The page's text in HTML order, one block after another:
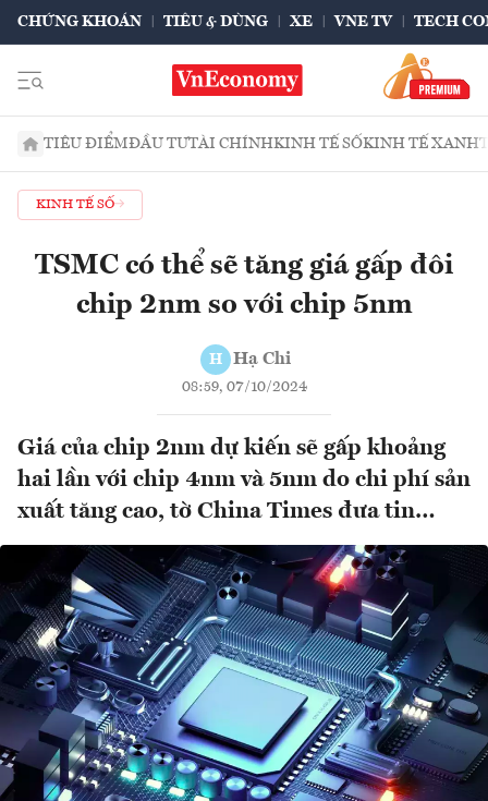
CHỨNG KHOÁN TIÊU & DÙNG XE VNE TV TECH
TIÊU ĐIỂMĐẦU TƯTÀI CHÍNHKINH TẾ SỐKINH TẾ XANH
KINH TẾ SỐ
TSMC có thể sẽ tăng giá gấp đôi
chip 2nm so với chip 5nm
H Hạ Chi
08:59, 07/10/2024
Giá của chip 2nm dự kiến sẽ gấp khoảng
hai lần với chip 4nm và 5nm do chi phí sản
xuất tăng cao, tờ China Times đưa tin…